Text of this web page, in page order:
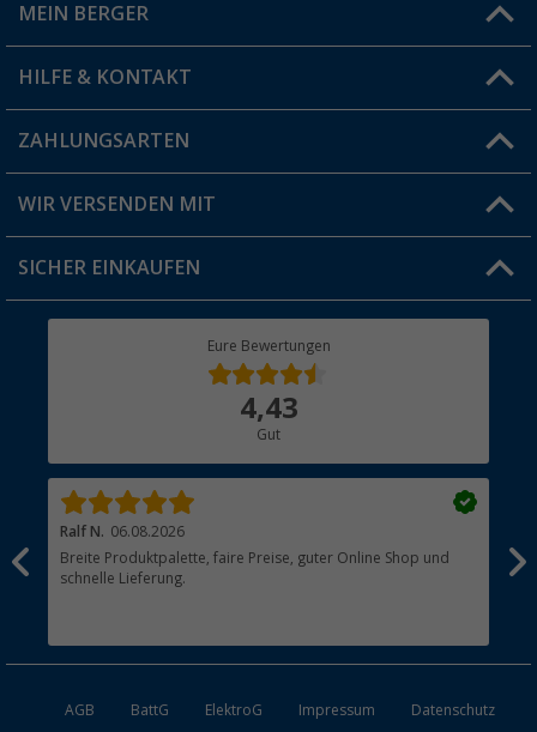
Filiale finden
MEIN BERGER
Vorteilskarte
Blog
Jobs & Karriere
HILFE & KONTAKT
FAQ & Kontakt
Versandinformationen
Rücksendung
ZAHLUNGSARTEN
WIR VERSENDEN MIT
SICHER EINKAUFEN
Eure Bewertungen
4,43
Gut
Ralf N. 06.08.2026
Breite Produktpalette, faire Preise, guter Online Shop und
schnelle Lieferung.
?
AGB BattG ElektroG Impressum Datenschutz